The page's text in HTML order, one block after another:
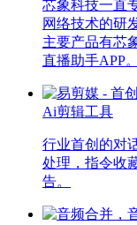
芯象科技一直
网络技术的研
主要产品有芯
直播助手APP。
Ai剪辑工具
行业首创的对
处理，指令收
告。